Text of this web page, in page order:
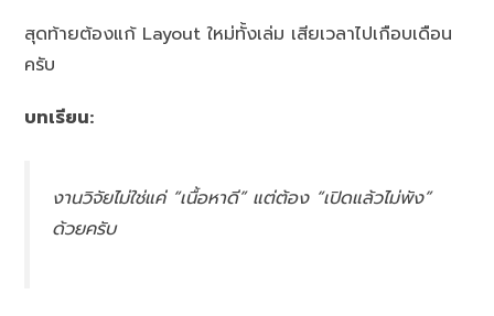
สุดท้ายต้องแก้ Layout ใหม่ทั้งเล่ม เสียเวลาไปเกือบเดือน
ครับ
บทเรียน:
งานวิจัยไม่ใช่แค่ “เนื้อหาดี” แต่ต้อง “เปิดแล้วไม่พัง”
ด้วยครับ